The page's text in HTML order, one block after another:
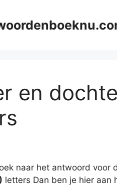
en
naar het antwoord voor
letters Dan ben je hier aan